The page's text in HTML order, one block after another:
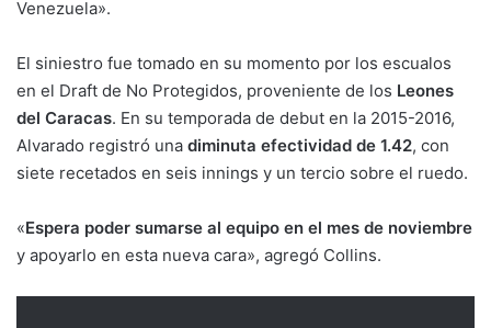
Venezuela».
El siniestro fue tomado en su momento por los escualos
en el Draft de No Protegidos, proveniente de los Leones
del Caracas. En su temporada de debut en la 2015-2016,
Alvarado registró una diminuta efectividad de 1.42, con
siete recetados en seis innings y un tercio sobre el ruedo.
«Espera poder sumarse al equipo en el mes de noviembre
y apoyarlo en esta nueva cara», agregó Collins.